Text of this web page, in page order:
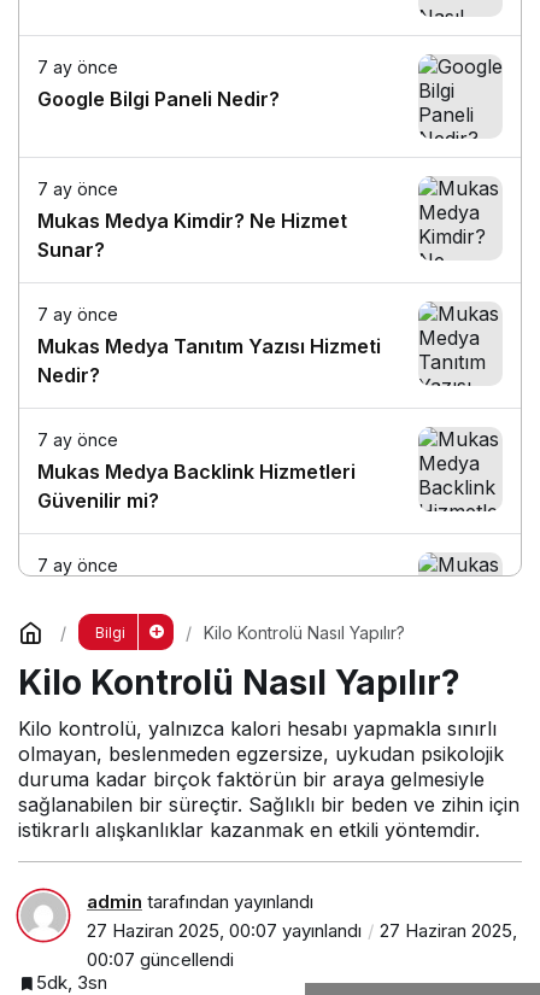
7 ay önce
Google Bilgi Paneli Nedir?
7 ay önce
Mukas Medya Kimdir? Ne Hizmet
Sunar?
7 ay önce
Mukas Medya Tanıtım Yazısı Hizmeti
Nedir?
7 ay önce
Mukas Medya Backlink Hizmetleri
Güvenilir mi?
7 ay önce
Yapılır?
7 ay önce
Mukas Medya Hangi Sitelerde Tanıtım
Yazısı Yayınlıyor?
Bilgi Kilo Kontrolü Nasıl Yapılır?
Kilo Kontrolü Nasıl Yapılır?
Kilo kontrolü, yalnızca kalori hesabı yapmakla sınırlı
olmayan, beslenmeden egzersize, uykudan psikolojik
duruma kadar birçok faktörün bir araya gelmesiyle
sağlanabilen bir süreçtir. Sağlıklı bir beden ve zihin için
istikrarlı alışkanlıklar kazanmak en etkili yöntemdir.
admin tarafından yayınlandı
27 Haziran 2025, 00:07 yayınlandı
27 Haziran 2025,
00:07 güncellendi
5dk, 3sn